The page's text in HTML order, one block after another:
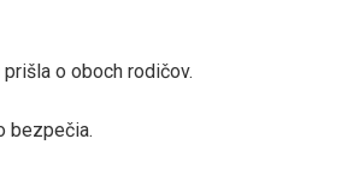
o oboch rodičov.
bezpečia.